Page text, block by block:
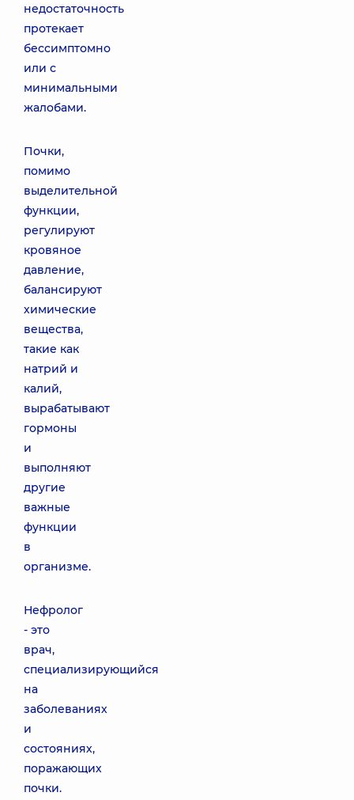
недостаточность
протекает
бессимптомно
или с
минимальными
жалобами.
Почки,
помимо
выделительной
функции,
регулируют
кровяное
давление,
балансируют
химические
вещества,
такие как
натрий и
калий,
вырабатывают
гормоны
и
выполняют
другие
важные
функции
в
организме.
Нефролог
- это
врач,
специализирующийся
на
заболеваниях
и
состояниях,
поражающих
почки.